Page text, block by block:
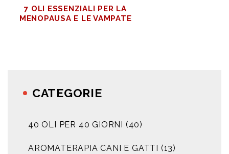
7 OLI ESSENZIALI PER LA
MENOPAUSA E LE VAMPATE
CATEGORIE
40 OLI PER 40 GIORNI (40)
AROMATERAPIA CANI E GATTI (13)